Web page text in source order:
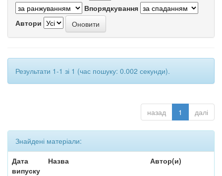
Впорядкування
Автори
Результати 1-1 зі 1 (час пошуку: 0.002 секунди).
назад 1 далі
Знайдені матеріали:
Дата
випуску
Назва Автор(и)